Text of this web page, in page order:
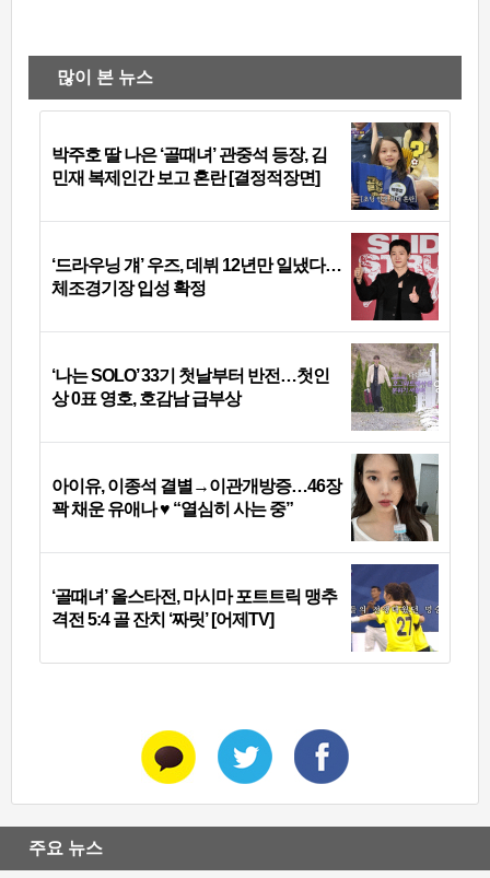
많이 본 뉴스
박주호 딸 나은 ‘골때녀’ 관중석 등장, 김
민재 복제인간 보고 혼란 [결정적장면]
‘드라우닝 걔’ 우즈, 데뷔 12년만 일냈다…
체조경기장 입성 확정
‘나는 SOLO’ 33기 첫날부터 반전…첫인
상 0표 영호, 호감남 급부상
아이유, 이종석 결별→이관개방증…46장
꽉 채운 유애나 ♥ “열심히 사는 중”
‘골때녀’ 올스타전, 마시마 포트트릭 맹추
격전 5:4 골 잔치 ‘짜릿’ [어제TV]
주요 뉴스